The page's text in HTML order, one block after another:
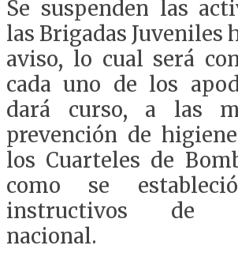
Se suspenden las
las Brigadas Juveniles
aviso, lo cual será
cada uno de los
dará curso, a las
prevención de
los Cuarteles de
como se
instructivos de
nacional.